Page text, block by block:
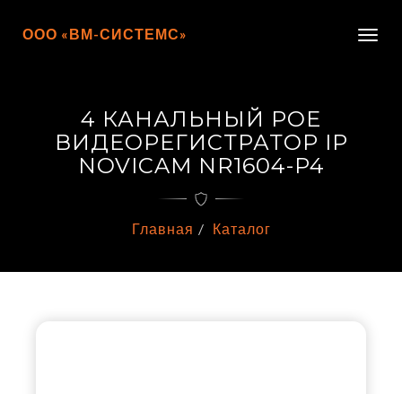
ООО «ВМ-СИСТЕМС»
4 КАНАЛЬНЫЙ POE
ВИДЕОРЕГИСТРАТОР IP
NOVICAM NR1604-P4
Главная Каталог